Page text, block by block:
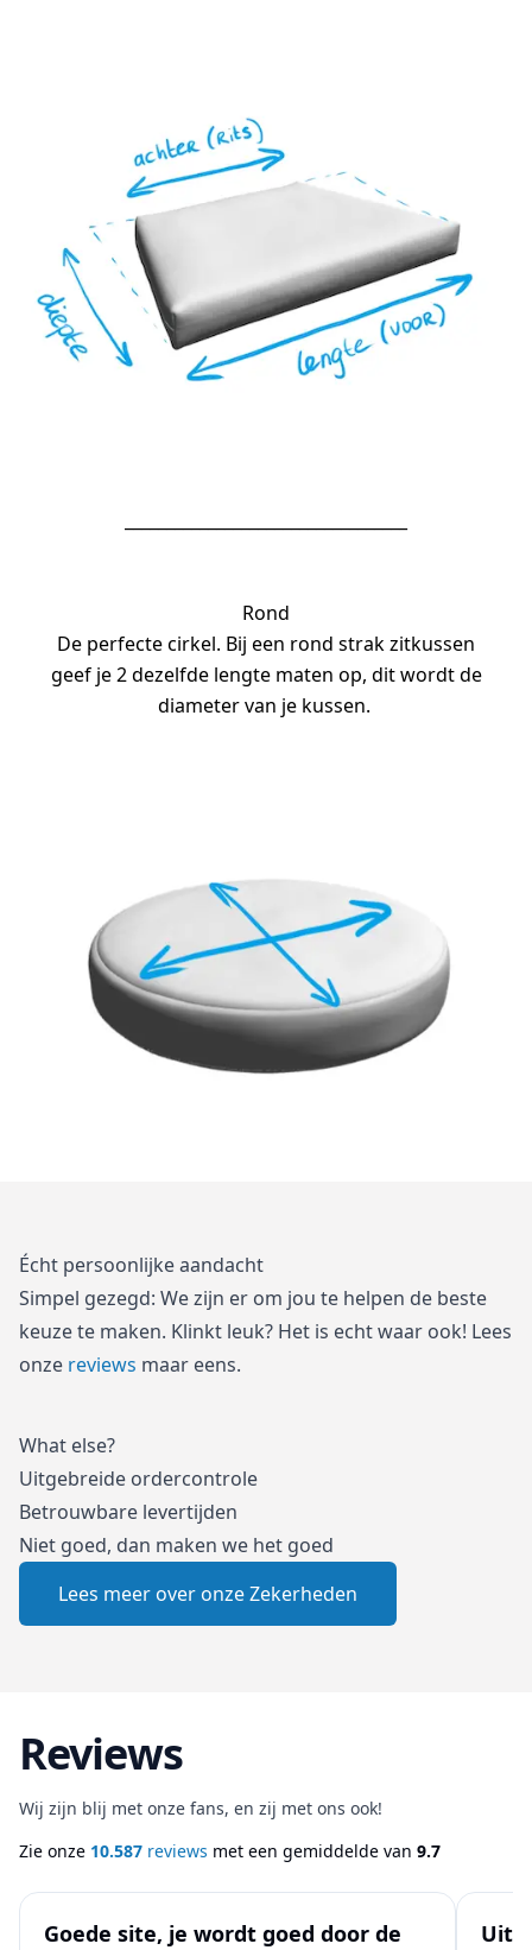
Rond
De perfecte cirkel. Bij een rond strak zitkussen
geef je 2 dezelfde lengte maten op, dit wordt de
diameter van je kussen.
Écht persoonlijke aandacht
Simpel gezegd: We zijn er om jou te helpen de beste
keuze te maken. Klinkt leuk? Het is echt waar ook! Lees
onze reviews maar eens.
What else?
Uitgebreide ordercontrole
Betrouwbare levertijden
Niet goed, dan maken we het goed
Lees meer over onze Zekerheden
Reviews
Wij zijn blij met onze fans, en zij met ons ook!
Zie onze 10.587 reviews met een gemiddelde van 9.7
Goede site, je wordt goed door de